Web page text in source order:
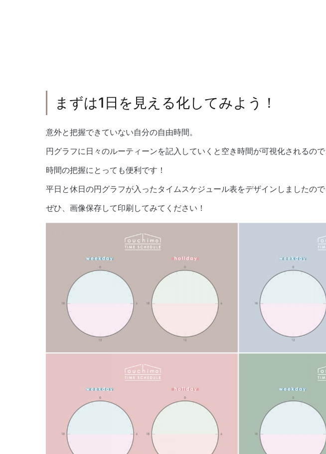
まずは1日を見える化してみよう！
意外と把握できていない自分の自由時間。
円グラフに日々のルーティーンを記入していくと空き時間が可視化されるので
時間の把握にとっても便利です！
平日と休日の円グラフが入ったタイムスケジュール表をデザインしましたので
ぜひ、画像保存して印刷してみてください！